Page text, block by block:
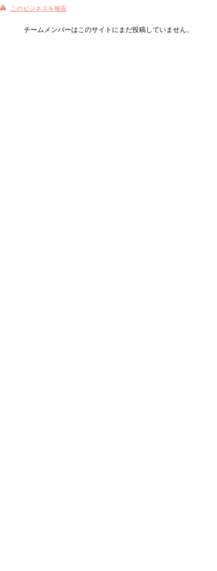
このビジネスを報告
チームメンバーはこのサイトにまだ投稿していません。